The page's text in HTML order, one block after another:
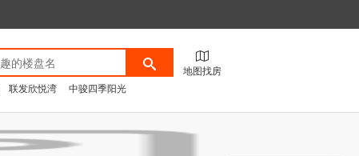
地图找房
联发欣悦湾 中骏四季阳光